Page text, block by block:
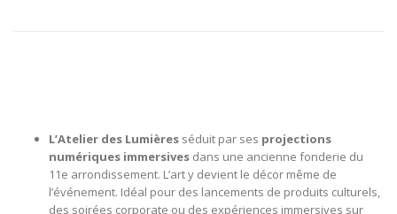
L’Atelier des Lumières séduit par ses projections
numériques immersives dans une ancienne fonderie du
11e arrondissement. L’art y devient le décor même de
l’événement. Idéal pour des lancements de produits culturels,
des soirées corporate ou des expériences immersives sur